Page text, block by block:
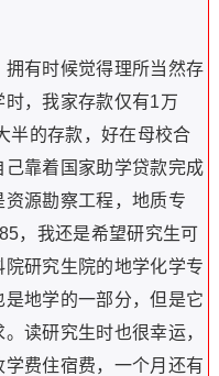
拥有时候觉得理所当然存
，我家存款仅有1万
半的存款，好在母校合
靠着国家助学贷款完成
源勘察工程，地质专
，我还是希望研究生可
研究生院的地学化学专
地学的一部分，但是它
读研究生时也很幸运，
费住宿费，一个月还有